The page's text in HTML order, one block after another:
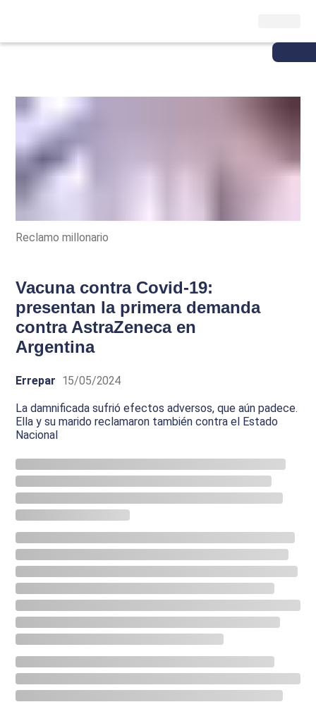
Reclamo millonario
Vacuna contra Covid-19:
presentan la primera demanda
contra AstraZeneca en
Argentina
Errepar 15/05/2024
La damnificada sufrió efectos adversos, que aún padece.
Ella y su marido reclamaron también contra el Estado
Nacional